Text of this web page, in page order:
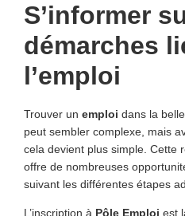
S’informer
démarches
l’emploi
Trouver un emploi dans la
peut sembler complexe, mais
cela devient plus simple. Cette
offre de nombreuses
suivant les différentes étapes
L’inscription à Pôle Emploi est